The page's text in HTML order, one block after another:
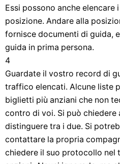
Essi possono anche
posizione. Andare alla
fornisce documenti di guida,
guida in prima persona.
4
Guardate il vostro record di
traffico elencati. Alcune liste
biglietti più anziani che non
contro di voi. Si può chiedere
distinguere tra i due. Si
contattare la propria
chiedere il suo protocollo nel